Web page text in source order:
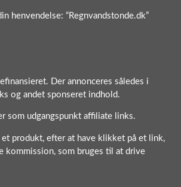
henvendelse: “Regnvandstonde.dk”
Der annonceres således i
og andet sponseret indhold.
som udgangspunkt affiliate links.
produkt, efter at have klikket på et link,
kommission, som bruges til at drive